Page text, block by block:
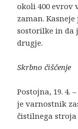
okoli 400 evrov
zaman.
sostorilke in da
drugje.
Skrbno čiščenje
Postojna, 19. 4.
je varnostnik
čistilnega